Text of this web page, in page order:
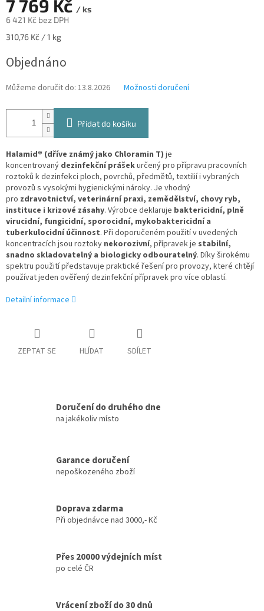
7 769 Kč / ks
6 421 Kč bez DPH
Měrná
310,76 Kč / 1 kg
Objednáno
Můžeme doručit do: 13.8.2026 Možnosti doručení
Přidat do košíku
Halamid® (dříve známý jako Chloramin T) je
koncentrovaný dezinfekční prášekurčený pro přípravu pracovních
roztoků k dezinfekci ploch, povrchů, předmětů, textilií i vybraných
provozů s vysokými hygienickými nároky. Je vhodný
pro zdravotnictví, veterinární praxi, zemědělství, chovy ryb,
instituce i krizové zásahy. Výrobce deklaruje baktericidní, plně
virucidní, fungicidní, sporocidní, mykobaktericidní a
tuberkulocidní účinnost. Při doporučeném použití v uvedených
koncentracích jsou roztoky nekorozivní, přípravek je stabilní,
snadno skladovatelný a biologicky odbouratelný. Díky širokému
spektru použití představuje praktické řešení pro provozy, které chtějí
používat jeden ověřený dezinfekční přípravek pro více oblastí.
Detailní informace
ZEPTAT SE HLÍDAT SDÍLET
Doručení do druhého dne
na jakékoliv místo
Garance doručení
nepoškozeného zboží
Doprava zdarma
Při objednávce nad 3000,- Kč
Přes 20000 výdejních míst
po celé ČR
Vrácení zboží do 30 dnů